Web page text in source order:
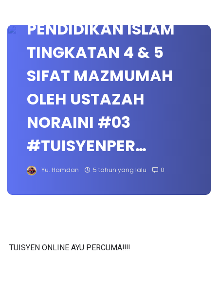
PENDIDIKAN ISLAM
TINGKATAN 4 & 5
SIFAT MAZMUMAH
OLEH USTAZAH
NORAINI #03
#TUISYENPER…
Yu. Hamdan 5 tahun yang lalu 0
TUISYEN ONLINE AYU PERCUMA‼️‼️